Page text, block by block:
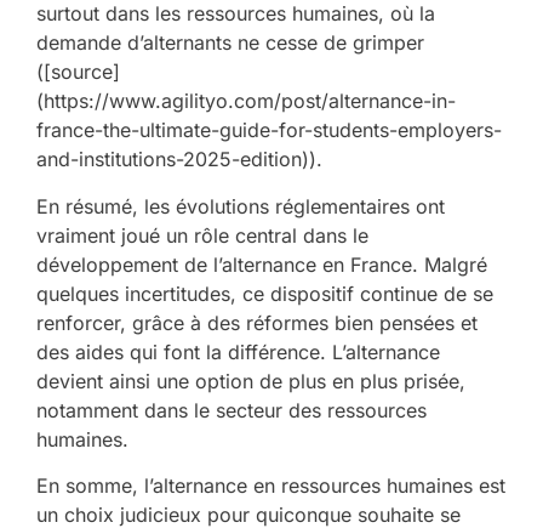
surtout dans les ressources humaines, où la
demande d’alternants ne cesse de grimper
([source]
(https://www.agilityo.com/post/alternance-in-
france-the-ultimate-guide-for-students-employers-
and-institutions-2025-edition)).
En résumé, les évolutions réglementaires ont
vraiment joué un rôle central dans le
développement de l’alternance en France. Malgré
quelques incertitudes, ce dispositif continue de se
renforcer, grâce à des réformes bien pensées et
des aides qui font la différence. L’alternance
devient ainsi une option de plus en plus prisée,
notamment dans le secteur des ressources
humaines.
En somme, l’alternance en ressources humaines est
un choix judicieux pour quiconque souhaite se